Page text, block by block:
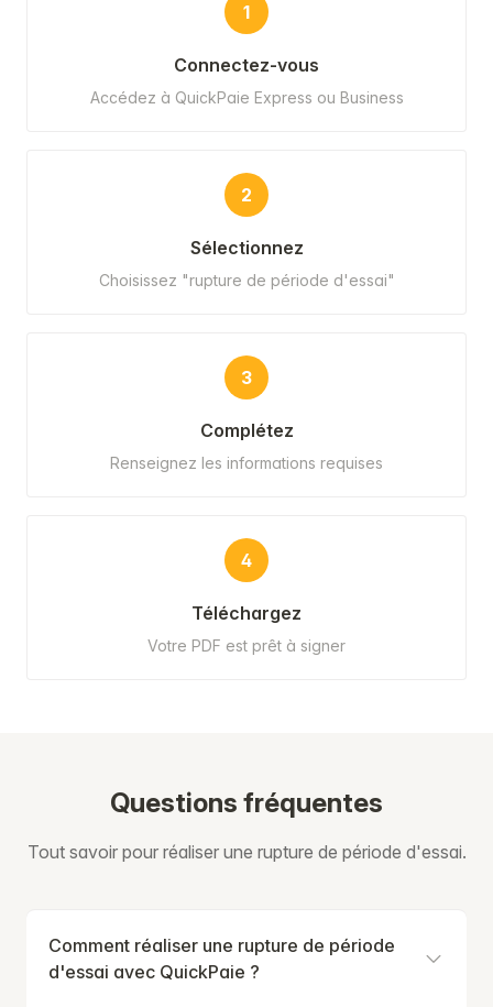
1
Connectez-vous
Accédez à QuickPaie Express ou Business
2
Sélectionnez
Choisissez "rupture de période d'essai"
3
Complétez
Renseignez les informations requises
4
Téléchargez
Votre PDF est prêt à signer
Questions fréquentes
Tout savoir pour réaliser une rupture de période d'essai.
Comment réaliser une rupture de période
d'essai avec QuickPaie ?